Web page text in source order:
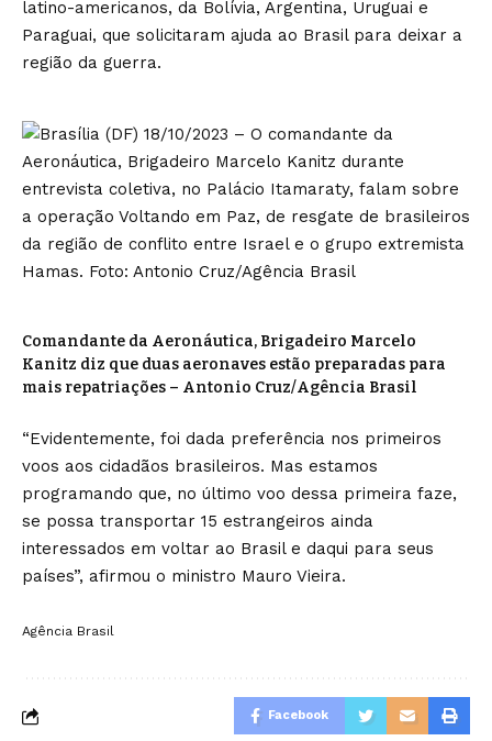
latino-americanos, da Bolívia, Argentina, Uruguai e
Paraguai, que solicitaram ajuda ao Brasil para deixar a
região da guerra.
Comandante da Aeronáutica, Brigadeiro Marcelo
Kanitz diz que duas aeronaves estão preparadas para
mais repatriações – Antonio Cruz/Agência Brasil
“Evidentemente, foi dada preferência nos primeiros
voos aos cidadãos brasileiros. Mas estamos
programando que, no último voo dessa primeira faze,
se possa transportar 15 estrangeiros ainda
interessados em voltar ao Brasil e daqui para seus
países”, afirmou o ministro Mauro Vieira.
Agência Brasil
Facebook